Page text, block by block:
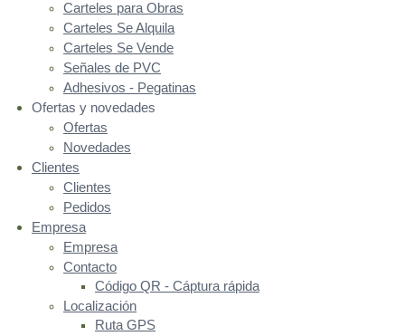
Carteles para Obras
Carteles Se Alquila
Carteles Se Vende
Señales de PVC
Adhesivos - Pegatinas
Ofertas y novedades
Ofertas
Novedades
Clientes
Clientes
Pedidos
Empresa
Empresa
Contacto
Código QR - Cáptura rápida
Localización
Ruta GPS